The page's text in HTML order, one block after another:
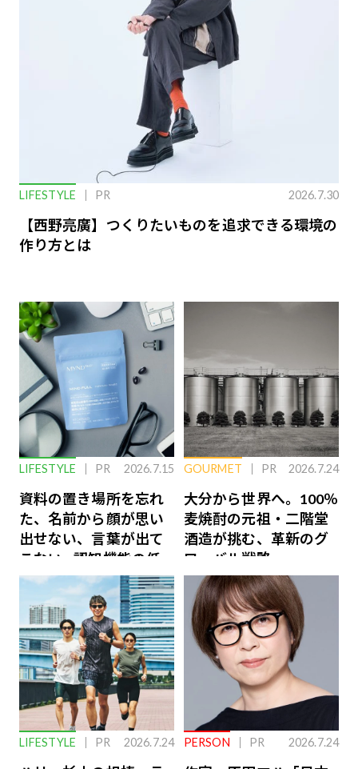
LIFESTYLE PR 2026.7.30
【西野亮廣】つくりたいものを追求できる環境の
作り方とは
LIFESTYLE PR 2026.7.15
資料の置き場所を忘れ
た、名前から顔が思い
出せない、言葉が出て
こない…認知機能の低
下を救う、脳のインナ
ーケアとは
GOURMET PR 2026.7.24
大分から世界へ。100％
麦焼酎の元祖・二階堂
酒造が挑む、革新のグ
ローバル戦略
LIFESTYLE PR 2026.7.24 PERSON PR 2026.7.24